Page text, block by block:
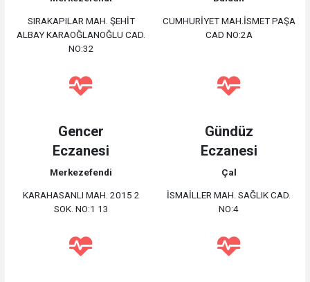
SIRAKAPILAR MAH. ŞEHİT
ALBAY KARAOĞLANOĞLU CAD.
NO:32
CUMHURİYET MAH.İSMET PAŞA
CAD NO:2A
Gencer
Eczanesi
Merkezefendi
KARAHASANLI MAH. 2015 2
SOK. NO:1 13
Gündüz
Eczanesi
Çal
İSMAİLLER MAH. SAĞLIK CAD.
NO:4